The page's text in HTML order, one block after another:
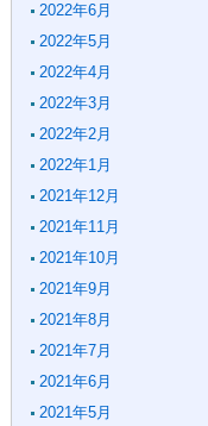
2022年6月
2022年5月
2022年4月
2022年3月
2022年2月
2022年1月
2021年12月
2021年11月
2021年10月
2021年9月
2021年8月
2021年7月
2021年6月
2021年5月